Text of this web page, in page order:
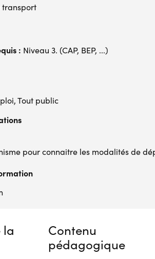
transport
: Niveau 3. (CAP, BEP, ...)
Tout public
pour connaitre les modalités de
la
Contenu
pédagogique